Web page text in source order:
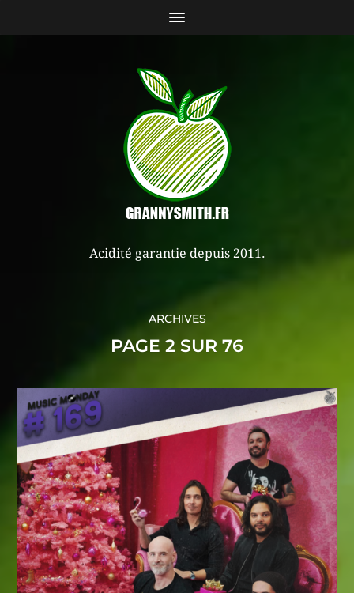
Acidité garantie depuis 2011.
ARCHIVES
PAGE 2 SUR 76